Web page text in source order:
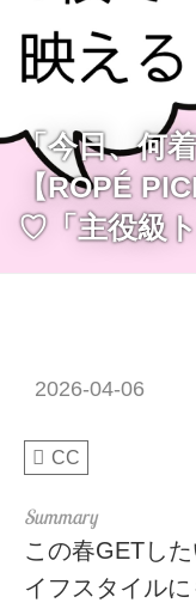
「今日、何
【ROPÉ
♡「主役級
2026-04-06
CC
この春GETし
イフスタイル